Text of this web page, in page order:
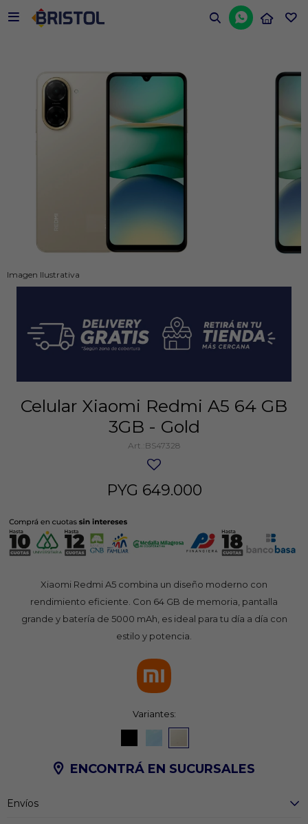


Imagen Ilustrativa
Celular Xiaomi Redmi A5 64 GB
3GB - Gold
BS47328
PYG 649.000
Xiaomi Redmi A5 combina un diseño moderno con
rendimiento eficiente. Con 64 GB de memoria, pantalla
grande y batería de 5000 mAh, es ideal para tu día a día con
estilo y potencia.
Variantes:
ENCONTRÁ EN SUCURSALES
Envíos